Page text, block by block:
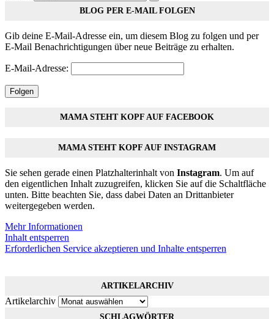
BLOG PER E-MAIL FOLGEN
Gib deine E-Mail-Adresse ein, um diesem Blog zu folgen und per
E-Mail Benachrichtigungen über neue Beiträge zu erhalten.
E-Mail-Adresse:
Folgen
MAMA STEHT KOPF AUF FACEBOOK
MAMA STEHT KOPF AUF INSTAGRAM
Sie sehen gerade einen Platzhalterinhalt von Instagram. Um auf
den eigentlichen Inhalt zuzugreifen, klicken Sie auf die Schaltfläche
unten. Bitte beachten Sie, dass dabei Daten an Drittanbieter
weitergegeben werden.
Mehr Informationen
Inhalt entsperren
Erforderlichen Service akzeptieren und Inhalte entsperren
ARTIKELARCHIV
Artikelarchiv
SCHLAGWÖRTER